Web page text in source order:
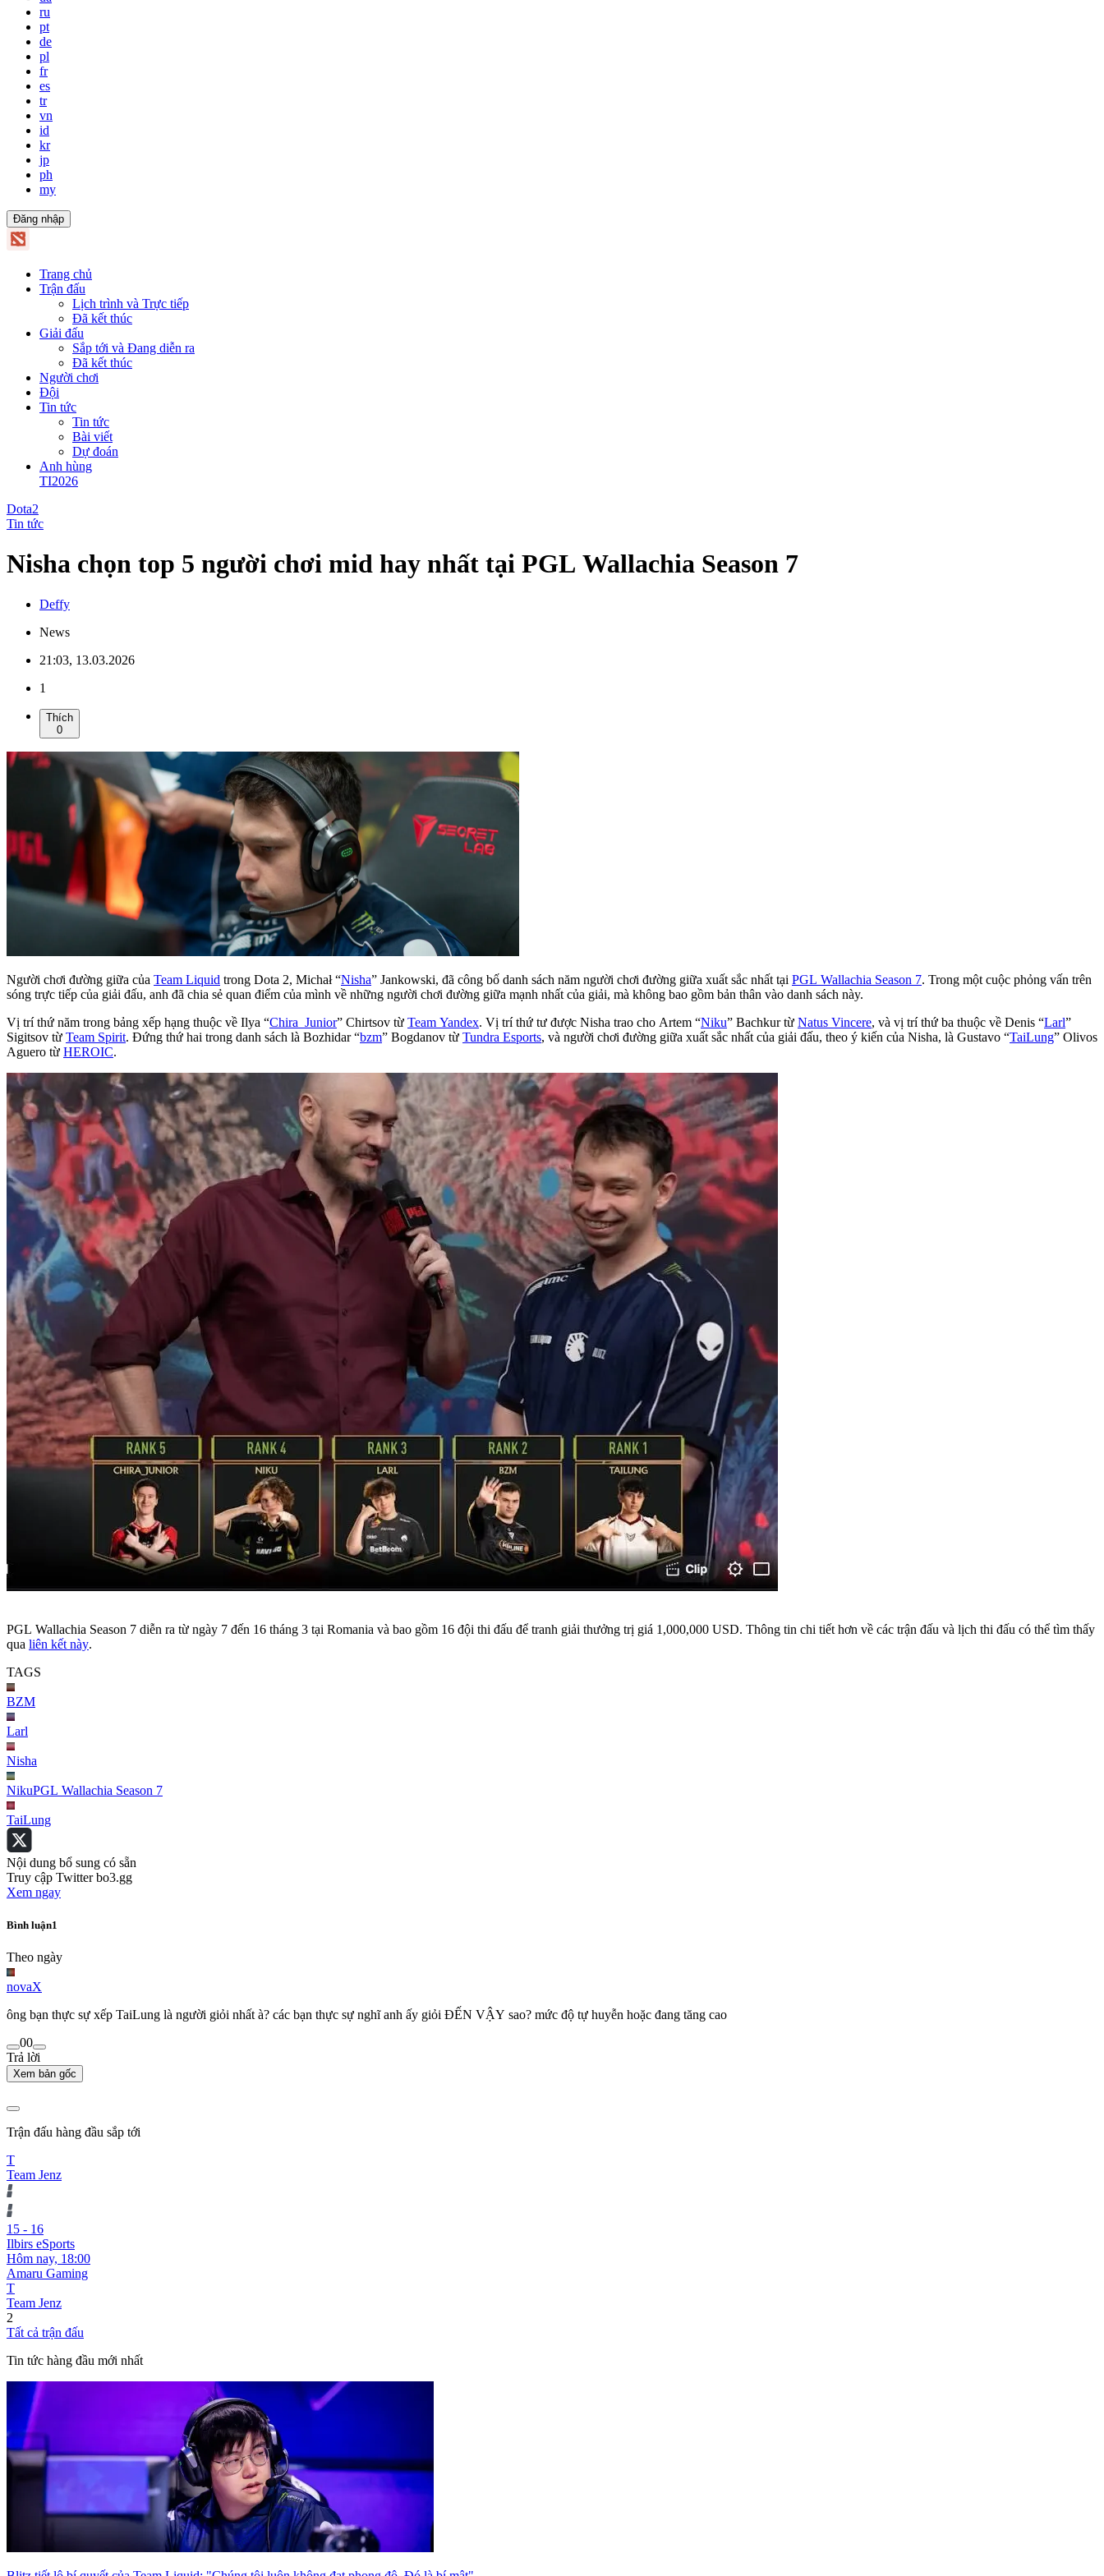
ru
pt
de
pl
fr
es
tr
vn
id
kr
jp
ph
my
Đăng nhập
Trang chủ
Trận đấu
Lịch trình và Trực tiếp
Đã kết thúc
Giải đấu
Sắp tới và Đang diễn ra
Đã kết thúc
Người chơi
Đội
Tin tức
Tin tức
Bài viết
Dự đoán
Anh hùng
TI2026
Dota2
Tin tức
Nisha chọn top 5 người chơi mid hay nhất tại PGL Wallachia Season 7
Deffy
News
21:03, 13.03.2026
1
Thích
0
Người chơi đường giữa của Team Liquid trong Dota 2, Michał “Nisha” Jankowski, đã công bố danh sách năm người chơi đường giữa xuất sắc nhất tại PGL Wallachia Season 7. Trong một cuộc phỏng vấn trên
sóng trực tiếp của giải đấu, anh đã chia sẻ quan điểm của mình về những người chơi đường giữa mạnh nhất của giải, mà không bao gồm bản thân vào danh sách này.
Vị trí thứ năm trong bảng xếp hạng thuộc về Ilya “Chira_Junior” Chirtsov từ Team Yandex. Vị trí thứ tư được Nisha trao cho Artem “Niku” Bachkur từ Natus Vincere, và vị trí thứ ba thuộc về Denis “Larl”
Sigitsov từ Team Spirit. Đứng thứ hai trong danh sách là Bozhidar “bzm” Bogdanov từ Tundra Esports, và người chơi đường giữa xuất sắc nhất của giải đấu, theo ý kiến của Nisha, là Gustavo “TaiLung” Olivos
Aguero từ HEROIC.
PGL Wallachia Season 7 diễn ra từ ngày 7 đến 16 tháng 3 tại Romania và bao gồm 16 đội thi đấu để tranh giải thưởng trị giá 1,000,000 USD. Thông tin chi tiết hơn về các trận đấu và lịch thi đấu có thể tìm thấy
qua liên kết này.
TAGS
BZM
Larl
Nisha
NikuPGL Wallachia Season 7
TaiLung
Nội dung bổ sung có sẵn
Truy cập Twitter bo3.gg
Xem ngay
Bình luận1
Theo ngày
novaX
ông bạn thực sự xếp TaiLung là người giỏi nhất à? các bạn thực sự nghĩ anh ấy giỏi ĐẾN VẬY sao? mức độ tự huyễn hoặc đang tăng cao
00
Trả lời
Xem bản gốc
Trận đấu hàng đầu sắp tới
T
Team Jenz
15 - 16
Ilbirs eSports
Hôm nay, 18:00
Amaru Gaming
T
Team Jenz
2
Tất cả trận đấu
Tin tức hàng đầu mới nhất